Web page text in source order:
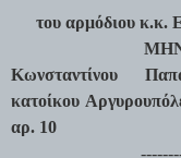
του αρμόδιου κ.κ.
Κωνσταντίνου
κατοίκου
αρ. 10